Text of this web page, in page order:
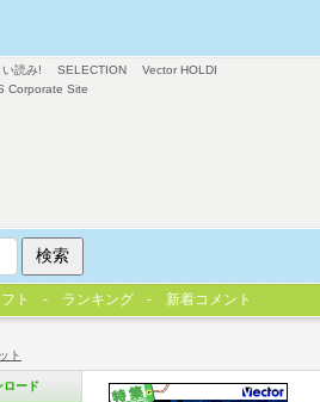
ト
ロード
い読み! SELECTION
Vector HOLDI
Corporate Site
ト ランキング 新着コメント